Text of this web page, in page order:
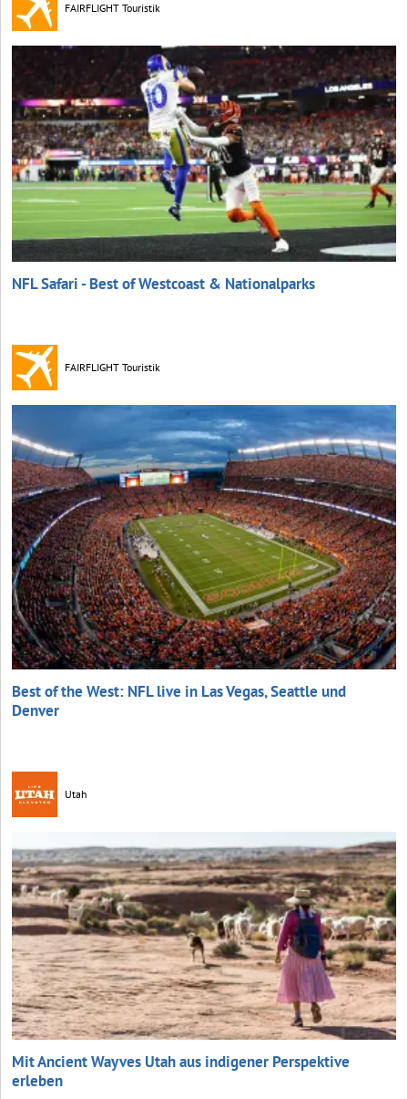
FAIRFLIGHT Touristik
NFL Safari - Best of Westcoast & Nationalparks
FAIRFLIGHT Touristik
Best of the West: NFL live in Las Vegas, Seattle und
Denver
Utah
Mit Ancient Wayves Utah aus indigener Perspektive
erleben